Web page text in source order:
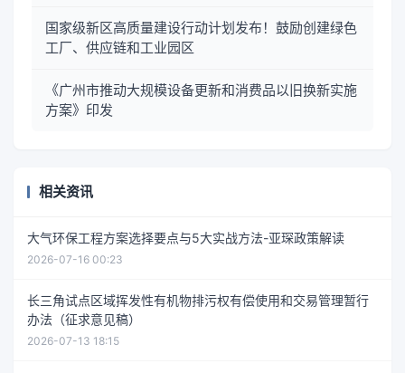
国家级新区高质量建设行动计划发布！鼓励创建绿色
工厂、供应链和工业园区
《广州市推动大规模设备更新和消费品以旧换新实施
方案》印发
相关资讯
大气环保工程方案选择要点与5大实战方法-亚琛政策解读
2026-07-16 00:23
长三角试点区域挥发性有机物排污权有偿使用和交易管理暂行
办法（征求意见稿）
2026-07-13 18:15